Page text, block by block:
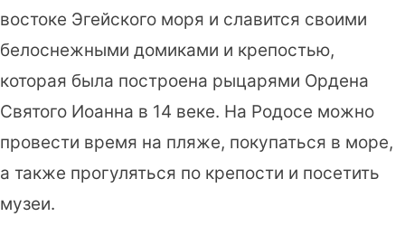
востоке Эгейского моря и славится своими
белоснежными домиками и крепостью,
которая была построена рыцарями Ордена
Святого Иоанна в 14 веке. На Родосе можно
провести время на пляже, покупаться в море,
а также прогуляться по крепости и посетить
музеи.